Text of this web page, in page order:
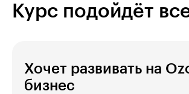
с площадками. Им нужен
менеджер.
Курс подойдёт
Хочет развивать на
бизнес